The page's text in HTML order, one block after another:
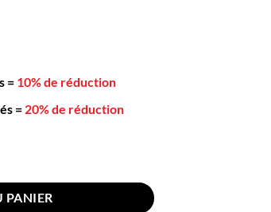
= 10% de réduction
= 20% de réduction
Forme Rond Bleu Marine
PANIER